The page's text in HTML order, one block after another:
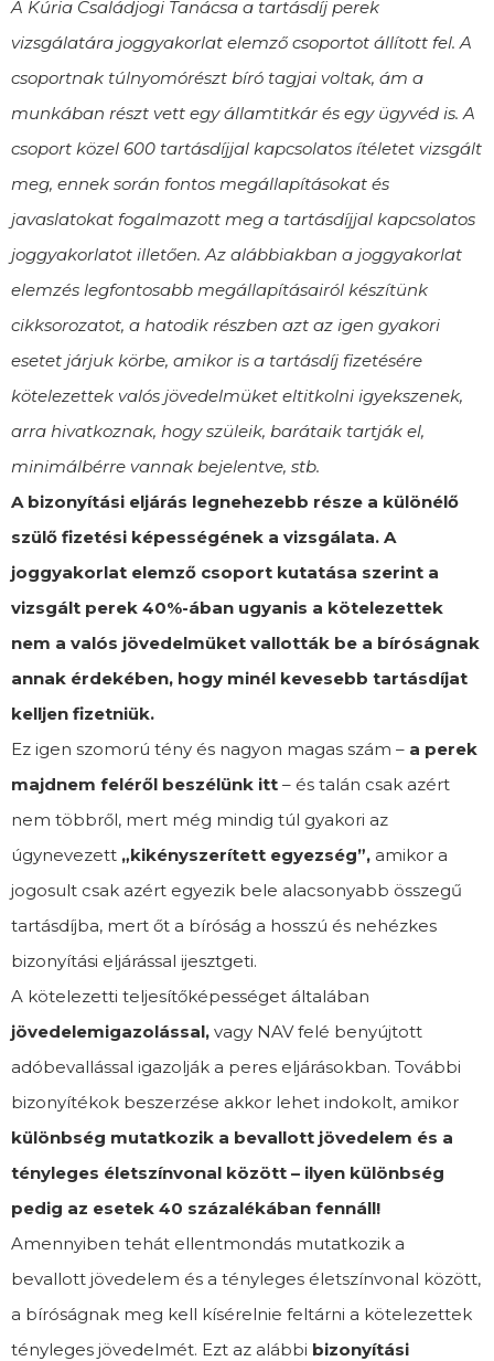
A Kúria Családjogi Tanácsa a tartásdíj perek
vizsgálatára joggyakorlat elemző csoportot állított fel. A
csoportnak túlnyomórészt bíró tagjai voltak, ám a
munkában részt vett egy államtitkár és egy ügyvéd is. A
csoport közel 600 tartásdíjjal kapcsolatos ítéletet vizsgált
meg, ennek során fontos megállapításokat és
javaslatokat fogalmazott meg a tartásdíjjal kapcsolatos
joggyakorlatot illetően. Az alábbiakban a joggyakorlat
elemzés legfontosabb megállapításairól készítünk
cikksorozatot, a hatodik részben azt az igen gyakori
esetet járjuk körbe, amikor is a tartásdíj fizetésére
kötelezettek valós jövedelmüket eltitkolni igyekszenek,
arra hivatkoznak, hogy szüleik, barátaik tartják el,
minimálbérre vannak bejelentve, stb.
A bizonyítási eljárás legnehezebb része a különélő
szülő fizetési képességének a vizsgálata. A
joggyakorlat elemző csoport kutatása szerint a
vizsgált perek 40%-ában ugyanis a kötelezettek
nem a valós jövedelmüket vallották be a bíróságnak
annak érdekében, hogy minél kevesebb tartásdíjat
kelljen fizetniük.
Ez igen szomorú tény és nagyon magas szám – a perek
majdnem feléről beszélünk itt – és talán csak azért
nem többről, mert még mindig túl gyakori az
úgynevezett „kikényszerített egyezség”, amikor a
jogosult csak azért egyezik bele alacsonyabb összegű
tartásdíjba, mert őt a bíróság a hosszú és nehézkes
bizonyítási eljárással ijesztgeti.
A kötelezetti teljesítőképességet általában
jövedelemigazolással, vagy NAV felé benyújtott
adóbevallással igazolják a peres eljárásokban. További
bizonyítékok beszerzése akkor lehet indokolt, amikor
különbség mutatkozik a bevallott jövedelem és a
tényleges életszínvonal között – ilyen különbség
pedig az esetek 40 százalékában fennáll!
Amennyiben tehát ellentmondás mutatkozik a
bevallott jövedelem és a tényleges életszínvonal között,
a bíróságnak meg kell kísérelnie feltárni a kötelezettek
tényleges jövedelmét. Ezt az alábbi bizonyítási